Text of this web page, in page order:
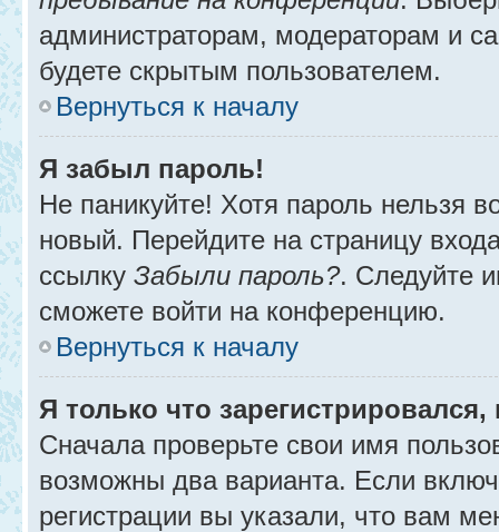
администраторам, модераторам и
будете скрытым пользователем.
Вернуться к началу
Я забыл пароль!
Не паникуйте! Хотя пароль нельзя
новый. Перейдите на страницу
ссылку Забыли пароль?. Следуйте
сможете войти на конференцию.
Вернуться к началу
Я только что
Сначала проверьте свои имя
возможны два варианта. Если
регистрации вы указали, что вам